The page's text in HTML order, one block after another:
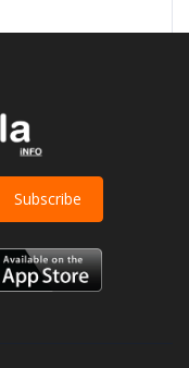
Subscribe